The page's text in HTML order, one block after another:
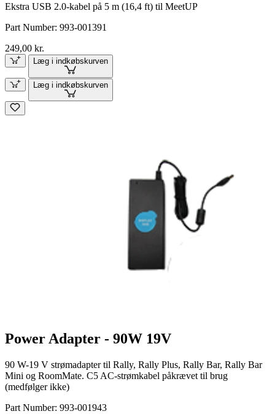
Ekstra USB 2.0-kabel på 5 m (16,4 ft) til MeetUP
Part Number: 993-001391
249,00 kr.
Læg i indkøbskurven
Læg i indkøbskurven
Power Adapter - 90W 19V
90 W-19 V strømadapter til Rally, Rally Plus, Rally Bar, Rally Bar
Mini og RoomMate. C5 AC-strømkabel påkrævet til brug
(medfølger ikke)
Part Number: 993-001943